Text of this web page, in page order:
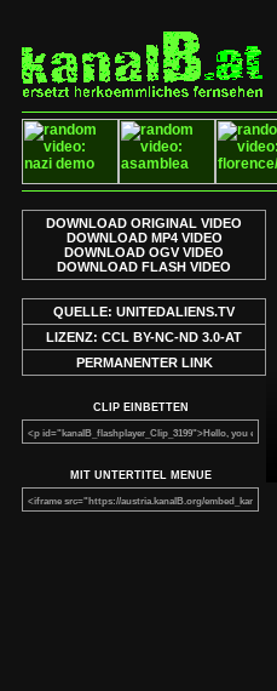
DOWNLOAD ORIGINAL VIDEO
DOWNLOAD MP4 VIDEO
DOWNLOAD OGV VIDEO
DOWNLOAD FLASH VIDEO
QUELLE: UNITEDALIENS.TV
LIZENZ: CCL BY-NC-ND 3.0-AT
PERMANENTER LINK
CLIP EINBETTEN
MIT UNTERTITEL MENUE